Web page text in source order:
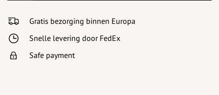
Gratis bezorging binnen Europa
Snelle levering door FedEx
Safe payment